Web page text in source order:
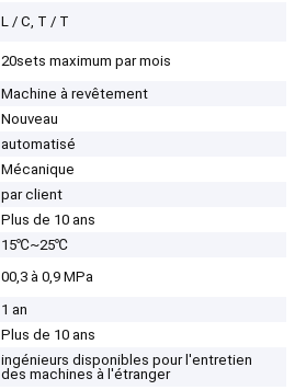
L / C, T / T
20sets maximum par mois
Machine à revêtement
Nouveau
automatisé
Mécanique
par client
Plus de 10 ans
15℃~25℃
00,3 à 0,9 MPa
1 an
Plus de 10 ans
ingénieurs disponibles pour l'entretien
des machines à l'étranger